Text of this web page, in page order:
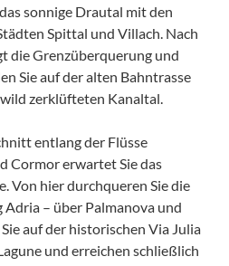
sonnige Drautal mit den
Spittal und Villach. Nach
die Grenzüberquerung und
Sie auf der alten Bahntrasse
zerklüfteten Kanaltal.
entlang der Flüsse
Cormor erwartet Sie das
Von hier durchqueren Sie die
Adria – über Palmanova und
auf der historischen Via Julia
und erreichen schließlich